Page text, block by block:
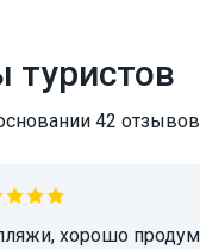
42 отзывов